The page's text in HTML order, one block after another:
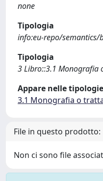
none
Tipologia
info:eu-repo/semantics/
Tipologia
3 Libro::3.1 Monografia
Appare nelle
3.1 Monografia o
File in questo prodotto:
Non ci sono file